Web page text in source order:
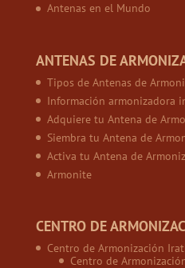
Antenas en el Mundo
ANTENAS DE
Tipos de Antenas de
Información armonizadora
Adquiere tu Antena de
Siembra tu Antena de
Activa tu Antena de
Armonite
CENTRO DE
Centro de Armonización
Centro de